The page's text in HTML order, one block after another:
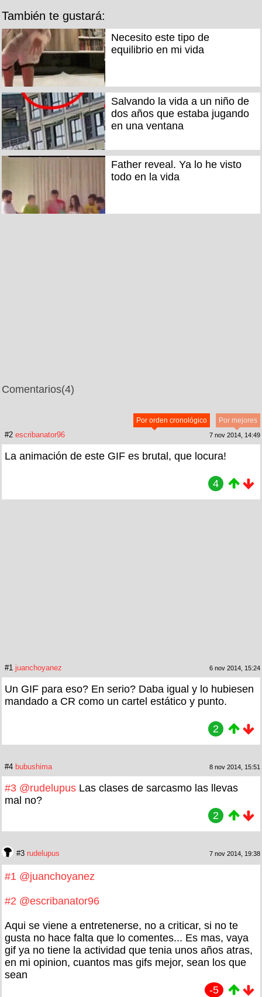
También te gustará:
Necesito este tipo de
equilibrio en mi vida
Salvando la vida a un niño de
dos años que estaba jugando
en una ventana
Father reveal. Ya lo he visto
todo en la vida
Comentarios(4)
Por mejores
Por orden cronológico
#2 escribanator96 7 nov 2014, 14:49
La animación de este GIF es brutal, que locura!
4
#1 juanchoyanez 6 nov 2014, 15:24
Un GIF para eso? En serio? Daba igual y lo hubiesen
mandado a CR como un cartel estático y punto.
2
#4 bubushima 8 nov 2014, 15:51
#3 @rudelupus Las clases de sarcasmo las llevas
mal no?
2
#3 rudelupus 7 nov 2014, 19:38
#1 @juanchoyanez
#2 @escribanator96
Aqui se viene a entretenerse, no a criticar, si no te
gusta no hace falta que lo comentes... Es mas, vaya
gif ya no tiene la actividad que tenia unos años atras,
en mi opinion, cuantos mas gifs mejor, sean los que
sean
-5